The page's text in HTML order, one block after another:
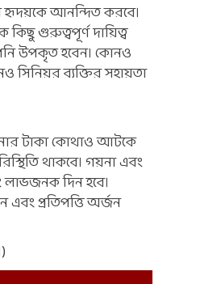
হৃদয়কে আনন্দিত করবে।
গুরুত্বপূর্ণ দায়িত্ব
উপকৃত হবেন। কোনও
সিনিয়র ব্যক্তির সহায়তা
টাকা কোথাও আটকে
থাকবে। গয়না এবং
দিন হবে।
প্রতিপত্তি অর্জন